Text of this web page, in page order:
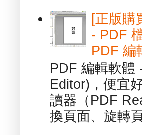
[正版購
- PDF
PDF 編
PDF 編輯軟體
Editor)，便宜
讀器（PDF
換頁面、旋轉